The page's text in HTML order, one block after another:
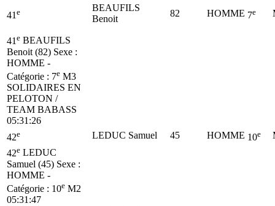
41 e
BEAUFILS
Benoit
82 HOMME 7e
41 e BEAUFILS
Benoit (82) Sexe :
HOMME -
Catégorie : 7e M3
SOLIDAIRES EN
PELOTON /
TEAM BABASS
05:31:26
42e LEDUC Samuel 45 HOMME 10e
42e LEDUC
Samuel (45) Sexe :
HOMME -
Catégorie : 10e M2
05:31:47